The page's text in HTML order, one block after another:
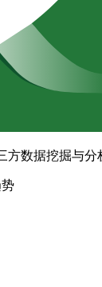
方数据挖掘与分